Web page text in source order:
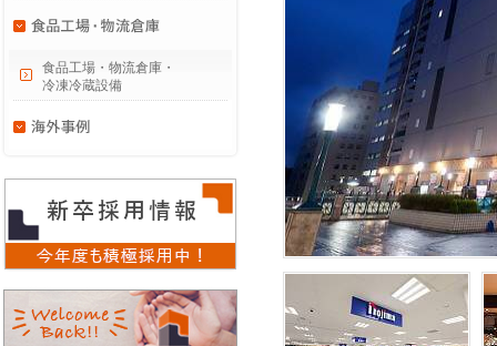
食品工場・物流倉庫・
冷凍冷蔵設備